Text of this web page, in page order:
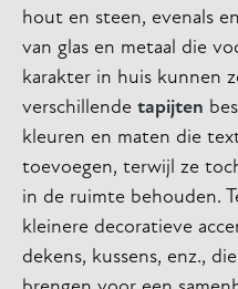
hout en steen, evenals
van glas en metaal die
karakter in huis kunnen
verschillende tapijten
kleuren en maten die
toevoegen, terwijl ze
in de ruimte behouden.
kleinere decoratieve
dekens, kussens, enz.,